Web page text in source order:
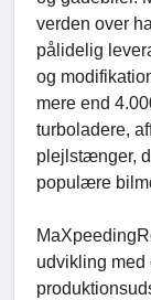
verden over
pålidelig
og
mere end
turboladere,
plejlstænger,
populære
udvikling med